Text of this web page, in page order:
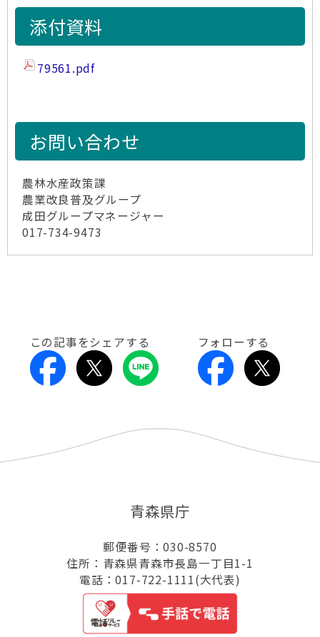
添付資料
79561.pdf
お問い合わせ
農林水産政策課
農業改良普及グループ
成田グループマネージャー
017-734-9473
この記事をシェアする フォローする
青森県庁
郵便番号：030-8570
住所：青森県青森市長島一丁目1-1
電話：017-722-1111(大代表)